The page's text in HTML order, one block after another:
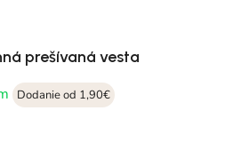
prešívaná vesta
Dodanie od 1,90€